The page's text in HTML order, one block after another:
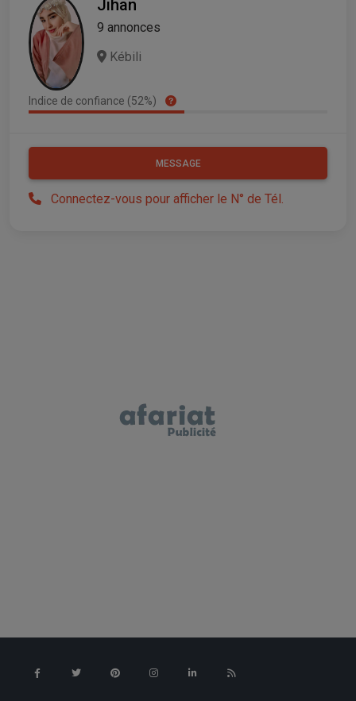
Jihan
9 annonces
Kébili
Indice de confiance (52%)
MESSAGE
Connectez-vous pour afficher le N° de Tél.